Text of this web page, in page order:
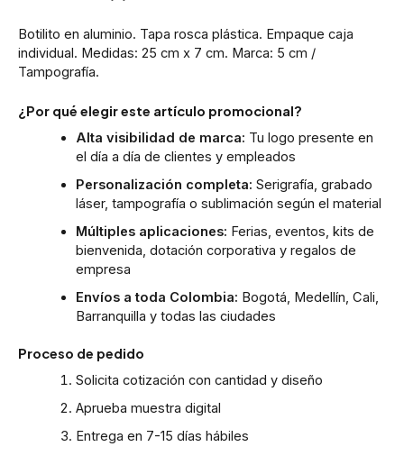
Botilito en aluminio. Tapa rosca plástica. Empaque caja
individual. Medidas: 25 cm x 7 cm. Marca: 5 cm /
Tampografía.
¿Por qué elegir este artículo promocional?
Alta visibilidad de marca: Tu logo presente en
el día a día de clientes y empleados
Personalización completa: Serigrafía, grabado
láser, tampografía o sublimación según el material
Múltiples aplicaciones: Ferias, eventos, kits de
bienvenida, dotación corporativa y regalos de
empresa
Envíos a toda Colombia: Bogotá, Medellín, Cali,
Barranquilla y todas las ciudades
Proceso de pedido
Solicita cotización con cantidad y diseño
Aprueba muestra digital
Entrega en 7-15 días hábiles